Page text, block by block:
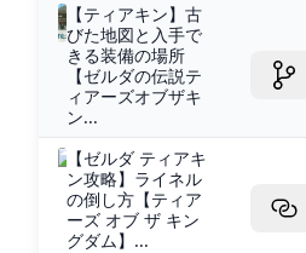
【ティアキン】古
びた地図と入手で
きる装備の場所
【ゼルダの伝説テ
ィアーズオブザキ
ン...
【ゼルダ ティアキ
ン攻略】ライネル
の倒し方【ティア
ーズ オブ ザ キン
グダム】...